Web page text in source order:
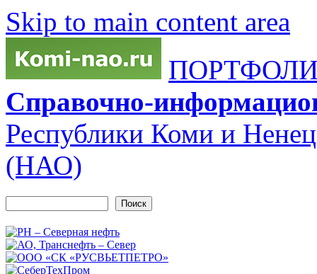
Skip to main content area
Справочно-
Республики Коми и
(НАО)
Форма поиска